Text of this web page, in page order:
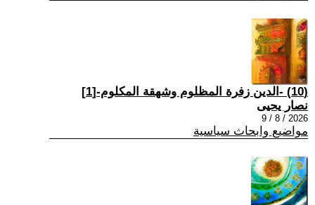
(10) -الدين زفرة المظلوم وشهقة المكلوم-[1]
نصار يحيى
2026 / 8 / 9
مواضيع وابحاث سياسية